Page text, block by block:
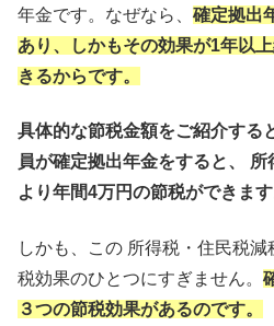
年金です。なぜなら、 確定拠出
あり、しかもその効果が1年以
きるからです。
具体的な節税金額をご紹介する
員が確定拠出年金をすると、
より年間4万円の節税ができます
しかも、この 所得税・住民税
税効果のひとつにすぎません。
３つの節税効果があるのです。